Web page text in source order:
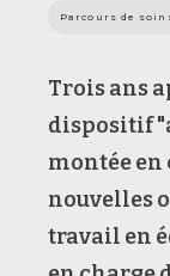
Parcours de
Trois ans
dispositif
montée en
nouvelles
travail en